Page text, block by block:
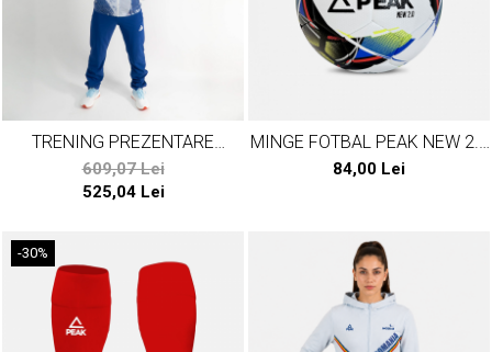
TRENING PREZENTARE
TEAMROMANIA PARIS24
609,07 Lei
525,04 Lei
MINGE FOTBAL PEAK NEW 2.0
ALB/MULTICOLOR
84,00 Lei
-30%